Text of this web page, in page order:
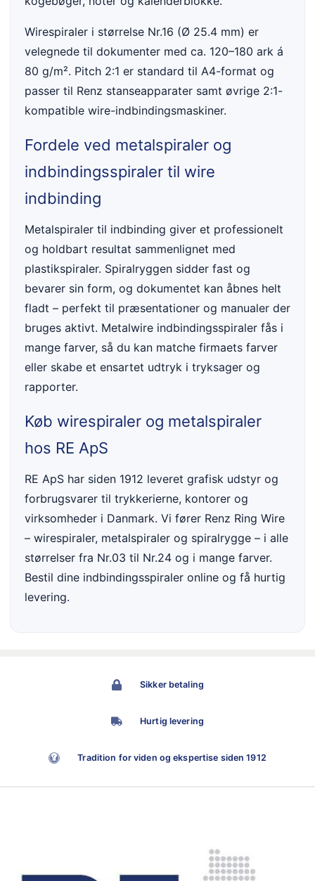
Wirespiraler i størrelse Nr.16 (Ø 25.4 mm) er
velegnede til dokumenter med ca. 120–180 ark á
80 g/m². Pitch 2:1 er standard til A4-format og
passer til Renz stanseapparater samt øvrige 2:1-
kompatible wire-indbindingsmaskiner.
Fordele ved metalspiraler og
indbindingsspiraler til wire
indbinding
Metalspiraler til indbinding giver et professionelt
og holdbart resultat sammenlignet med
plastikspiraler. Spiralryggen sidder fast og
bevarer sin form, og dokumentet kan åbnes helt
fladt – perfekt til præsentationer og manualer der
bruges aktivt. Metalwire indbindingsspiraler fås i
mange farver, så du kan matche firmaets farver
eller skabe et ensartet udtryk i tryksager og
rapporter.
Køb wirespiraler og metalspiraler
hos RE ApS
RE ApS har siden 1912 leveret grafisk udstyr og
forbrugsvarer til trykkerierne, kontorer og
virksomheder i Danmark. Vi fører Renz Ring Wire
– wirespiraler, metalspiraler og spiralrygge – i alle
størrelser fra Nr.03 til Nr.24 og i mange farver.
Bestil dine indbindingsspiraler online og få hurtig
levering.
Sikker betaling
Hurtig levering
Tradition for viden og ekspertise siden 1912